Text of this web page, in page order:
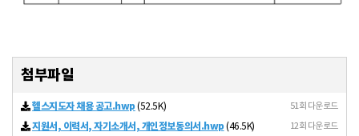
첨부파일
헬스지도자 채용 공고.hwp(52.5K) 51회 다운로드
지원서, 이력서, 자기소개서, 개인정보동의서.hwp(46.5K) 12회 다운로드